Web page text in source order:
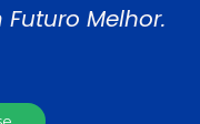
Melhor.